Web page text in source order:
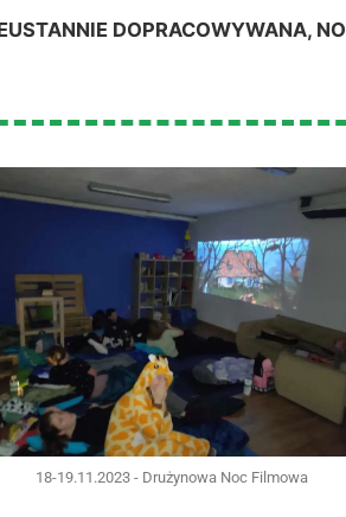
DOPRACOWYWANA,
18-19.11.2023 - Drużynowa Noc Filmowa